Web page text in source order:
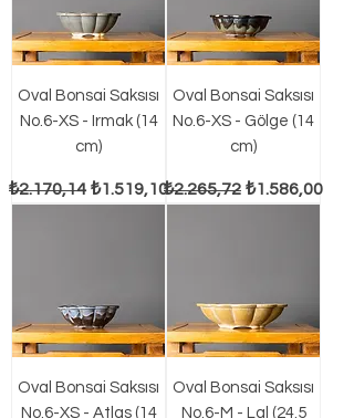
Oval Bonsai Saksısı
No.6-XS - Irmak (14
cm)
Normal Fiyat
₺2.170,14 İndirimli Fiyat
₺1.519,10
Oval Bonsai Saksısı
No.6-XS - Gölge (14
cm)
Normal Fiyat
₺2.265,72 İndirimli Fiyat
₺1.586,00
Oval Bonsai Saksısı
No.6-XS - Atlas (14
Oval Bonsai Saksısı
No.6-M - Lal (24.5